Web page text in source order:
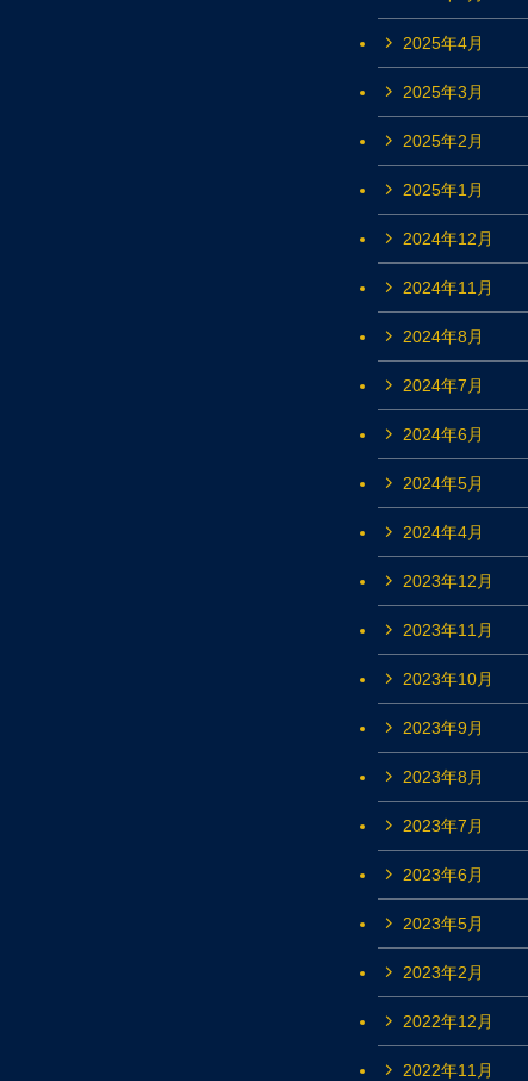
2025年4月
2025年3月
2025年2月
2025年1月
2024年12月
2024年11月
2024年8月
2024年7月
2024年6月
2024年5月
2024年4月
2023年12月
2023年11月
2023年10月
2023年9月
2023年8月
2023年7月
2023年6月
2023年5月
2023年2月
2022年12月
2022年11月